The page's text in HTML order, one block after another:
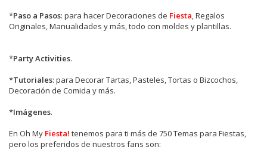
*Paso a Pasos: para hacer Decoraciones de Fiesta, Regalos
Originales, Manualidades y más, todo con moldes y plantillas.
*Party Activities.
*Tutoriales: para Decorar Tartas, Pasteles, Tortas o Bizcochos,
Decoración de Comida y más.
*Imágenes.
En Oh My Fiesta! tenemos para ti más de 750 Temas para Fiestas,
pero los preferidos de nuestros fans son: